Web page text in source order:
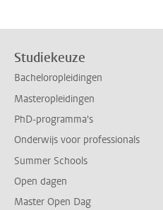
Studiekeuze
Bacheloropleidingen
Masteropleidingen
PhD-programma's
Onderwijs voor professionals
Summer Schools
Open dagen
Master Open Dag